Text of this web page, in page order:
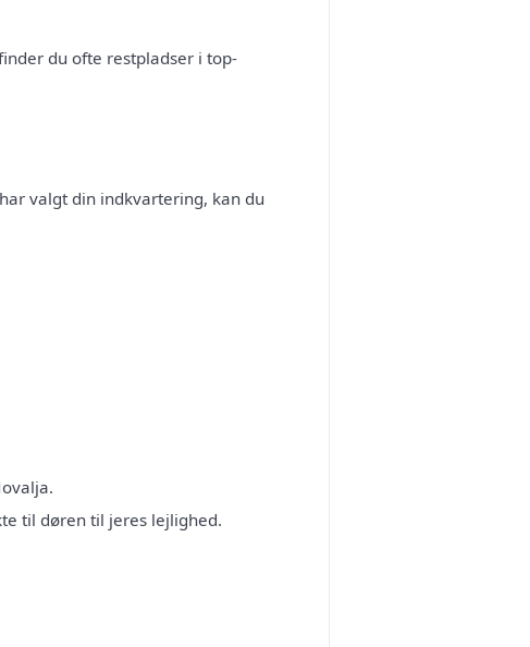
du ofte restpladser i top-
valgt din indkvartering, kan du
til døren til jeres lejlighed.